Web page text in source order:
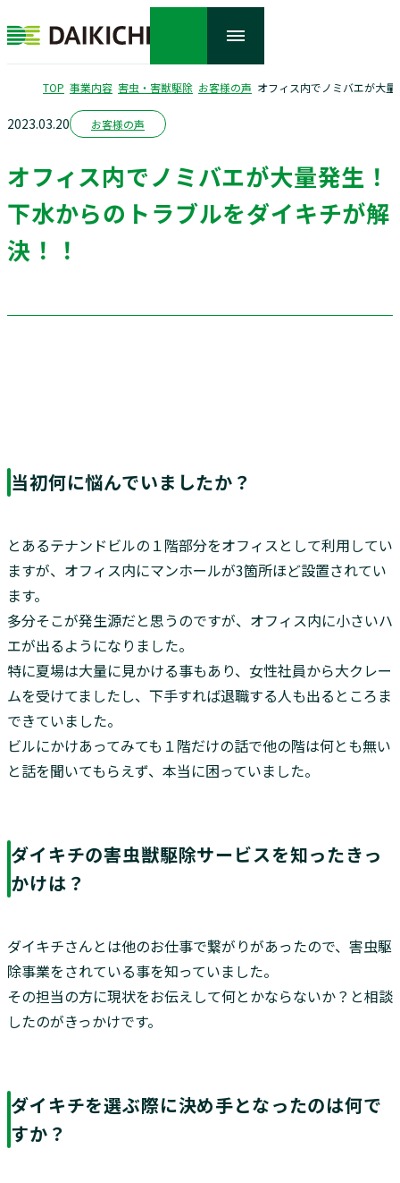
会社情報
事業内容
サステナビリティ
TOP 事業内容 害虫・害獣駆除 お客様の声 オフィス内でノミバエが大
2023.03.20 お客様の声
オフィス内でノミバエが大量発生！
下水からのトラブルをダイキチが解
決！！
当初何に悩んでいましたか？
とあるテナンドビルの１階部分をオフィスとして利用してい
ますが、オフィス内にマンホールが3箇所ほど設置されてい
ます。
多分そこが発生源だと思うのですが、オフィス内に小さいハ
エが出るようになりました。
特に夏場は大量に見かける事もあり、女性社員から大クレー
ムを受けてましたし、下手すれば退職する人も出るところま
できていました。
ビルにかけあってみても１階だけの話で他の階は何とも無い
と話を聞いてもらえず、本当に困っていました。
ダイキチの害虫獣駆除サービスを知ったきっ
かけは？
ダイキチさんとは他のお仕事で繋がりがあったので、害虫駆
除事業をされている事を知っていました。
その担当の方に現状をお伝えして何とかならないか？と相談
したのがきっかけです。
ダイキチを選ぶ際に決め手となったのは何で
すか？